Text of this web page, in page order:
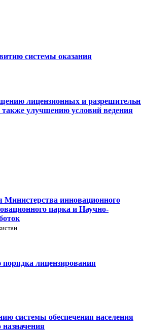
системы оказания
лицензионных и
также улучшению условий ведения
Министерства инновационного
парка и Научно-
лицензирования
системы обеспечения населения